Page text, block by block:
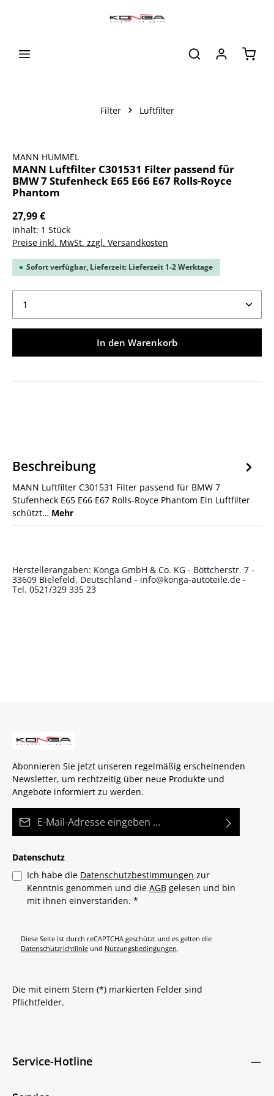
Filter Luftfilter
MANN HUMMEL
MANN Luftfilter C301531 Filter passend für
BMW 7 Stufenheck E65 E66 E67 Rolls-Royce
Phantom
27,99 €
Inhalt: 1 Stück
Preise inkl. MwSt. zzgl. Versandkosten
Sofort verfügbar, Lieferzeit: Lieferzeit 1-2 Werktage
Produkt Anzahl: Gib den gewünschten Wert ein
In den Warenkorb
Beschreibung
MANN Luftfilter C301531 Filter passend für BMW 7
Stufenheck E65 E66 E67 Rolls-Royce Phantom Ein Luftfilter
schützt… Mehr
Herstellerangaben: Konga GmbH & Co. KG - Böttcherstr. 7 -
33609 Bielefeld, Deutschland - info@konga-autoteile.de -
Tel. 0521/329 335 23
Abonnieren Sie jetzt unseren regelmäßig erscheinenden
Newsletter, um rechtzeitig über neue Produkte und
Angebote informiert zu werden.
Datenschutz
Ich habe die Datenschutzbestimmungen zur
Kenntnis genommen und die AGB gelesen und bin
mit ihnen einverstanden. *
Diese Seite ist durch reCAPTCHA geschützt und es gelten die
Datenschutzrichtlinie und Nutzungsbedingungen.
Die mit einem Stern (*) markierten Felder sind
Pflichtfelder.
Service-Hotline